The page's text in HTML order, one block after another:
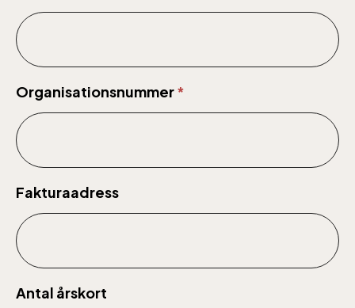
Organisationsnummer*
Fakturaadress
Antal årskort
10-16
Baltic Sea Science Center inkluderad i